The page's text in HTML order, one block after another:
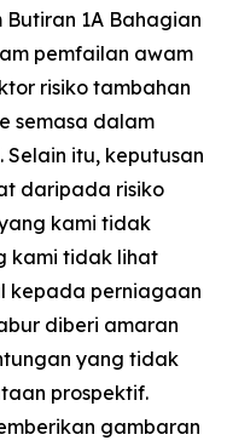
1A Bahagian
pemfailan awam
risiko tambahan
semasa dalam
itu, keputusan
daripada risiko
kami tidak
kami tidak lihat
kepada perniagaan
diberi amaran
yang tidak
prospektif.
gambaran